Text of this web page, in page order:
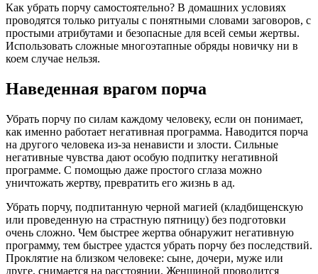
Как убрать порчу самостоятельно? В домашних условиях
проводятся только ритуалы с понятными словами заговоров, с
простыми атрибутами и безопасные для всей семьи жертвы.
Использовать сложные многоэтапные обряды новичку ни в
коем случае нельзя.
Наведенная врагом порча
Убрать порчу по силам каждому человеку, если он понимает,
как именно работает негативная программа. Наводится порча
на другого человека из-за ненависти и злости. Сильные
негативные чувства дают особую подпитку негативной
программе. С помощью даже простого сглаза можно
уничтожать жертву, превратить его жизнь в ад.
Убрать порчу, подпитанную черной магией (кладбищенскую
или проведенную на страстную пятницу) без подготовки
очень сложно. Чем быстрее жертва обнаружит негативную
программу, тем быстрее удастся убрать порчу без последствий.
Проклятие на близком человеке: сыне, дочери, муже или
друге, снимается на расстоянии. Женщиной проводится